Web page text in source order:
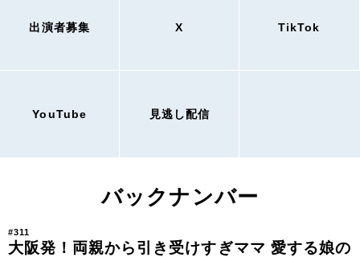
出演者募集 X TikTok
YouTube 見逃し配信
バックナンバー
#311
大阪発！両親から引き受けすぎママ 愛する娘の